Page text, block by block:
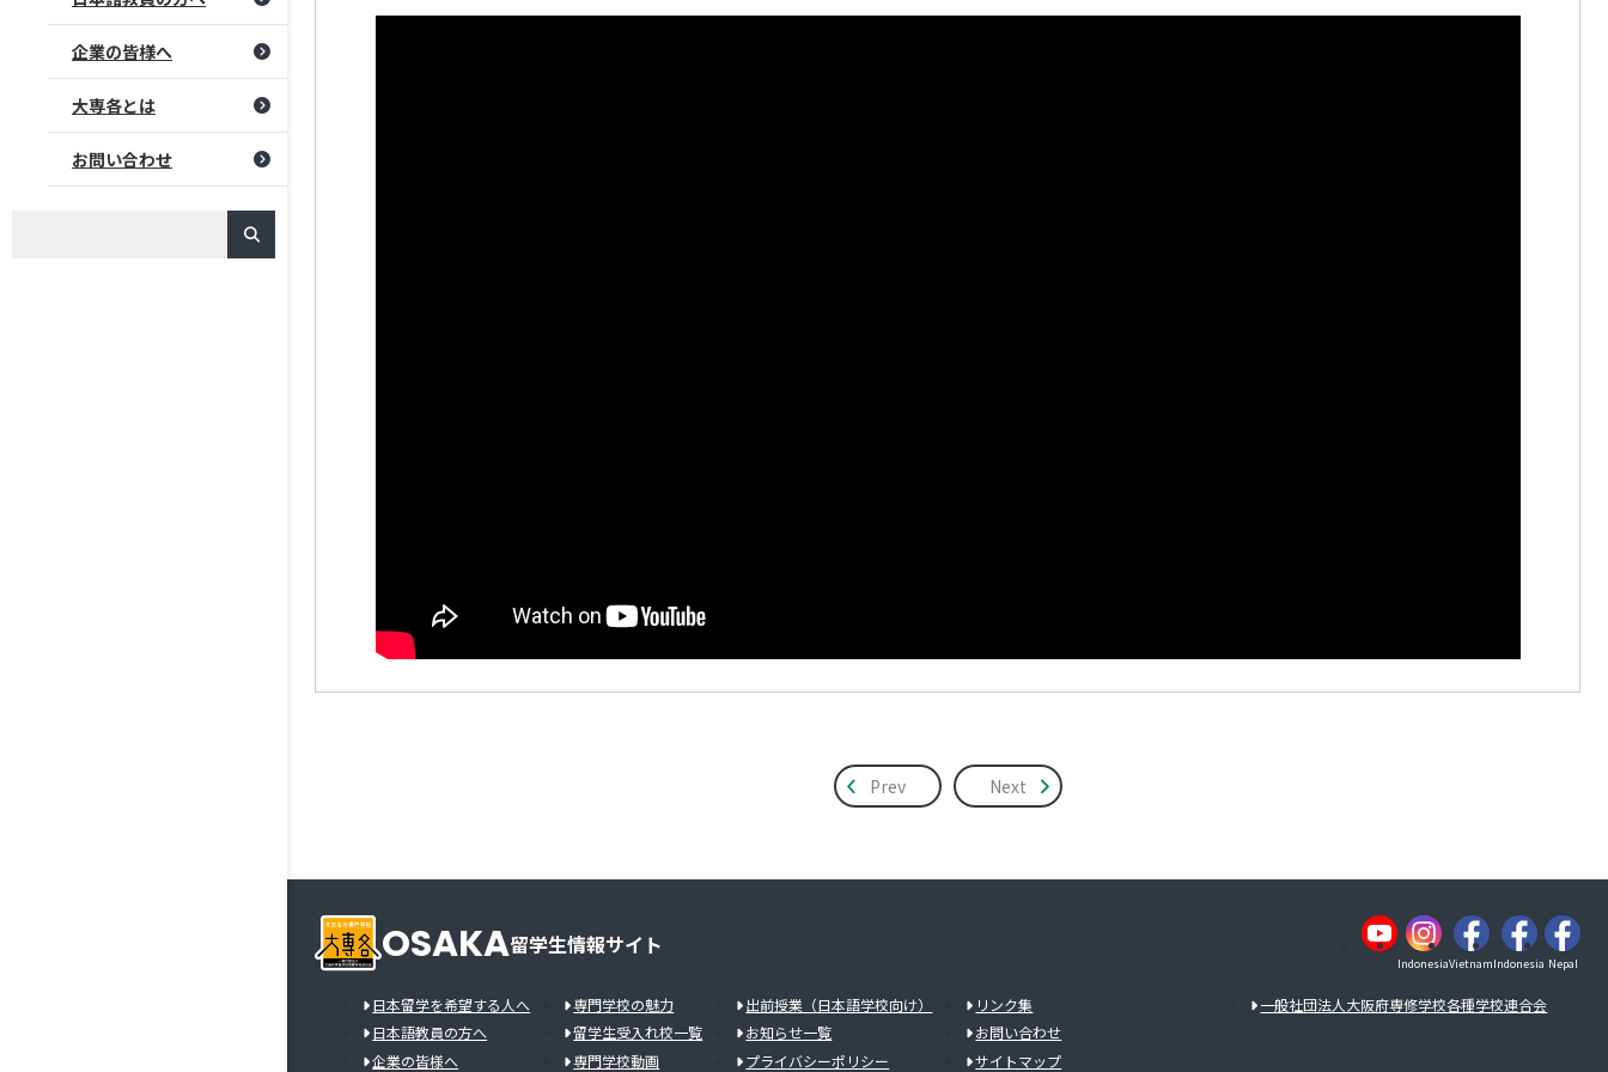
企業の皆様へ
大専各とは
お問い合わせ
Prev Next
OSAKA留学生情報サイト
IndonesiaVietnamIndonesia Nepal
日本留学を希望する人へ
日本語教員の方へ
企業の皆様へ
専門学校の魅力
留学生受入れ校一覧
専門学校動画
出前授業（日本語学校向け）
お知らせ一覧
プライバシーポリシー
リンク集
お問い合わせ
サイトマップ
一般社団法人大阪府専修学校各種学校連合会